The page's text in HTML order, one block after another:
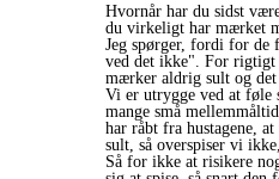
Hvornår har du sidst
du virkeligt har mærket
Jeg spørger, fordi for de
ved det ikke". For rigtigt
mærker aldrig sult og det
Vi er utrygge ved at føle
mange små
har råbt fra hustagene,
sult, så overspiser vi
Så for ikke at risikere